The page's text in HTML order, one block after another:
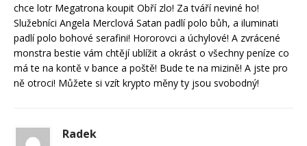
chce lotr Megatrona koupit Obří zlo! Za tváří neviné ho!
Služebníci Angela Merclová Satan padlí polo bůh, a iluminati
padlí polo bohové serafini! Hororovci a úchylové! A zvrácené
monstra bestie vám chtějí ublížit a okrást o všechny peníze co
má te na kontě v bance a poště! Bude te na mizině! A jste pro
ně otroci! Můžete si vzít krypto měny ty jsou svobodný!
Radek